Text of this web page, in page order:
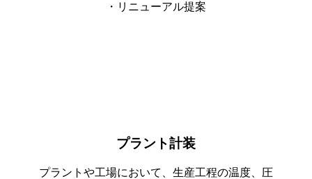
・リニューアル提案
プラント計装
プラントや工場において、生産工程の温度、圧